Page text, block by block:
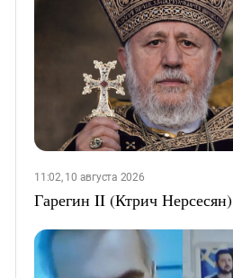
11:02, 10 августа 2026
Гарегин II (Ктрич Нерсесян)